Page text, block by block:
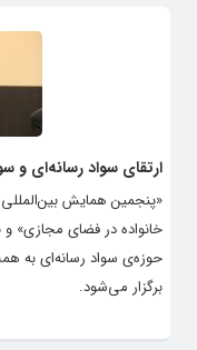
ارتقای سواد رسانه‌ای و
«پنجمین همایش
خانواده در فضای مجازی»
حوزه‌ی سواد رسانه‌ای به
برگزار می‌شود.